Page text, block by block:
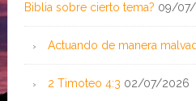
Biblia sobre cierto tema? 09/
Actuando de manera
2 Timoteo 4:3 02/07/2026